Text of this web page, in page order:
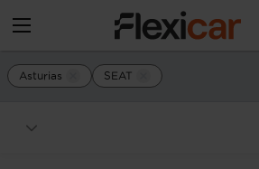
Asturias SEAT